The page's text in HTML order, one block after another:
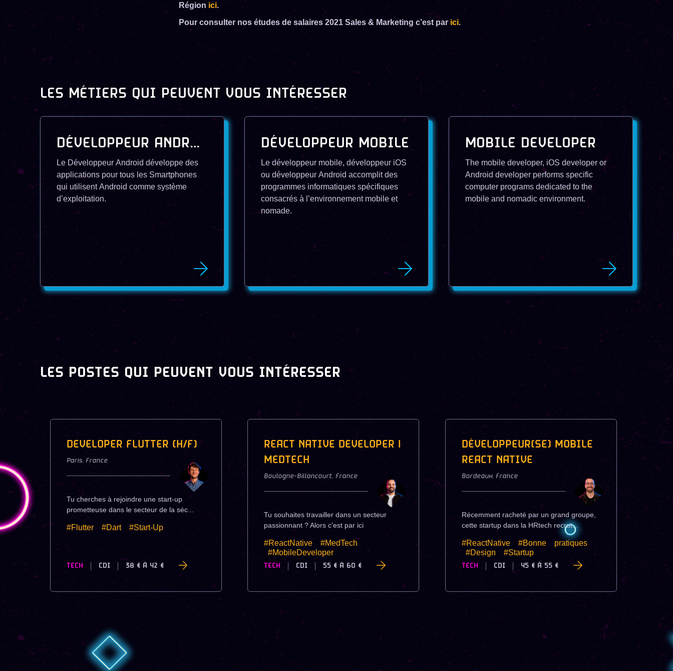
Région ici.
Pour consulter nos études de salaires 2021 Sales & Marketing c’est par ici.
LES MÉTIERS QUI PEUVENT VOUS INTÉRESSER
DÉVELOPPEUR ANDROID
Le Développeur Android développe des
applications pour tous les Smartphones
qui utilisent Android comme système
d’exploitation.
DÉVELOPPEUR MOBILE
Le développeur mobile, développeur iOS
ou développeur Android accomplit des
programmes informatiques spécifiques
consacrés à l’environnement mobile et
nomade.
MOBILE DEVELOPER
The mobile developer, iOS developer or
Android developer performs specific
computer programs dedicated to the
mobile and nomadic environment.
LES POSTES QUI PEUVENT VOUS INTÉRESSER
DEVELOPER FLUTTER (H/F)
Paris, France
Tu cherches à rejoindre une start-up
prometteuse dans le secteur de la séc...
#Flutter #Dart #Start-Up
TECH CDI 38 € À 42 €
REACT NATIVE DEVELOPER |
MEDTECH
Boulogne-Billancourt, France
Tu souhaites travailler dans un secteur
passionnant ? Alors c'est par ici
#ReactNative
#MedTech
#MobileDeveloper
TECH CDI 55 € À 60 €
DÉVELOPPEUR(SE) MOBILE
REACT NATIVE
Bordeaux, France
Récemment racheté par un grand groupe,
cette startup dans la HRtech recrut...
#ReactNative #Bonne
pratiques
#Design
#Startup
TECH CDI 45 € À 55 €